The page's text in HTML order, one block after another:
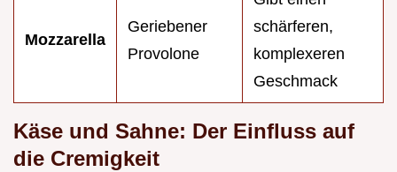
Mozzarella
Geriebener
Provolone
schärferen,
komplexeren
Geschmack
Käse und Sahne: Der Einfluss auf
die Cremigkeit